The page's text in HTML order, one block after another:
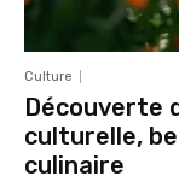
Culture
Découverte
culturelle,
culinaire